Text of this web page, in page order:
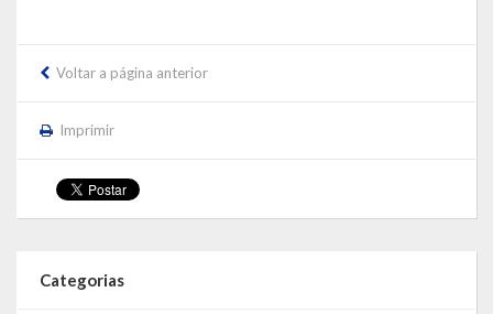
Concursos
LRF
Voltar a página anterior
Imprimir
Categorias